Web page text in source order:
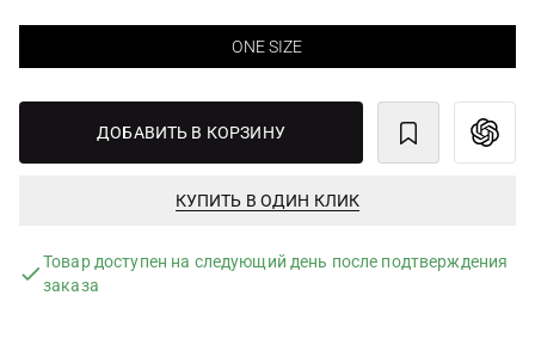
ONE SIZE
ДОБАВИТЬ В КОРЗИНУ
КУПИТЬ В ОДИН КЛИК
Товар доступен на следующий день после подтверждения
заказа